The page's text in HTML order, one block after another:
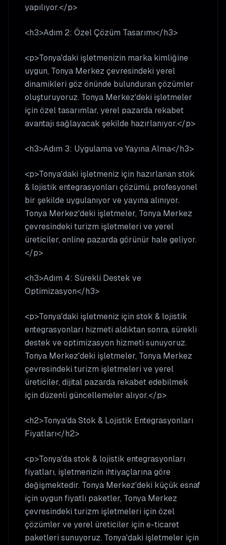
yapılıyor.</p>
<h3>Adım 2: Özel Çözüm Tasarımı</h3>
<p>Tonya'daki işletmenizin marka kimliğine
uygun, Tonya Merkez çevresindeki yerel
dinamikleri göz önünde bulunduran çözümler
oluşturuyoruz. Tonya Merkez'deki işletmeler
için özel tasarımlar, yerel pazarda rekabet
avantajı sağlayacak şekilde hazırlanıyor.</p>
<h3>Adım 3: Uygulama ve Yayına Alma</h3>
<p>Tonya'daki işletmeniz için hazırlanan stok
& lojistik entegrasyonları çözümü, profesyonel
bir şekilde uygulanıyor ve yayına alınıyor.
Tonya Merkez'deki işletmeler, Tonya Merkez
çevresindeki turizm işletmeleri ve yerel
üreticiler, online pazarda görünür hale geliyor.
</p>
<h3>Adım 4: Sürekli Destek ve
Optimizasyon</h3>
<p>Tonya'daki işletmeniz için stok & lojistik
entegrasyonları hizmeti aldıktan sonra, sürekli
destek ve optimizasyon hizmeti sunuyoruz.
Tonya Merkez'deki işletmeler, Tonya Merkez
çevresindeki turizm işletmeleri ve yerel
üreticiler, dijital pazarda rekabet edebilmek
için düzenli güncellemeler alıyor.</p>
<h2>Tonya'da Stok & Lojistik Entegrasyonları
Fiyatları</h2>
<p>Tonya'da stok & lojistik entegrasyonları
fiyatları, işletmenizin ihtiyaçlarına göre
değişmektedir. Tonya Merkez'deki küçük esnaf
için uygun fiyatlı paketler, Tonya Merkez
çevresindeki turizm işletmeleri için özel
çözümler ve yerel üreticiler için e-ticaret
paketleri sunuyoruz. Tonya'daki işletmeler için